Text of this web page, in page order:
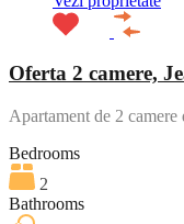
Oferta 2 camere,
Apartament de 2
Bedrooms
2
Bathrooms